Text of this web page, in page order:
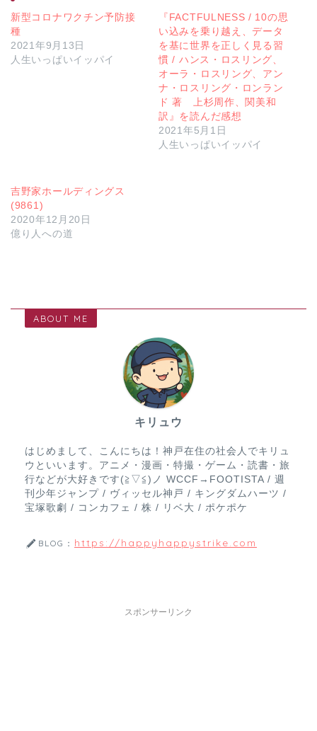
新型コロナワクチン予防接
種
2021年9月13日
人生いっぱいイッパイ
『FACTFULNESS / 10の思
い込みを乗り越え、データ
を基に世界を正しく見る習
慣 / ハンス・ロスリング、
オーラ・ロスリング、アン
ナ・ロスリング・ロンラン
ド 著 上杉周作、関美和
訳』を読んだ感想
2021年5月1日
人生いっぱいイッパイ
吉野家ホールディングス
(9861)
2020年12月20日
億り人への道
ABOUT ME
キリュウ
はじめまして、こんにちは！神戸在住の社会人でキリュ
ウといいます。アニメ・漫画・特撮・ゲーム・読書・旅
行などが大好きです(≧▽≦)ノ WCCF→FOOTISTA / 週
刊少年ジャンプ / ヴィッセル神戸 / キングダムハーツ /
宝塚歌劇 / コンカフェ / 株 / リベ大 / ポケポケ
BLOG： https://happyhappystrike.com
スポンサーリンク